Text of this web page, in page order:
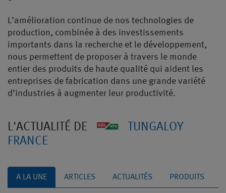
L’amélioration continue de nos technologies de
production, combinée à des investissements
importants dans la recherche et le développement,
nous permettent de proposer à travers le monde
entier des produits de haute qualité qui aident les
entreprises de fabrication dans une grande variété
d’industries à augmenter leur productivité.
L'ACTUALITÉ DE
TUNGALOY
FRANCE
A LA UNE ARTICLES ACTUALITÉS PRODUITS